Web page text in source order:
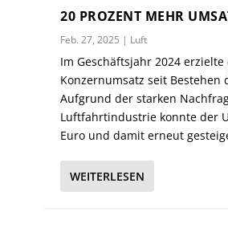
20 PROZENT MEHR
Feb. 27, 2025 | Luft
Im Geschäftsjahr 2024 erzielte
Konzernumsatz seit Bestehen
Aufgrund der starken
Luftfahrtindustrie konnte der
Euro und damit erneut
WEITERLESEN